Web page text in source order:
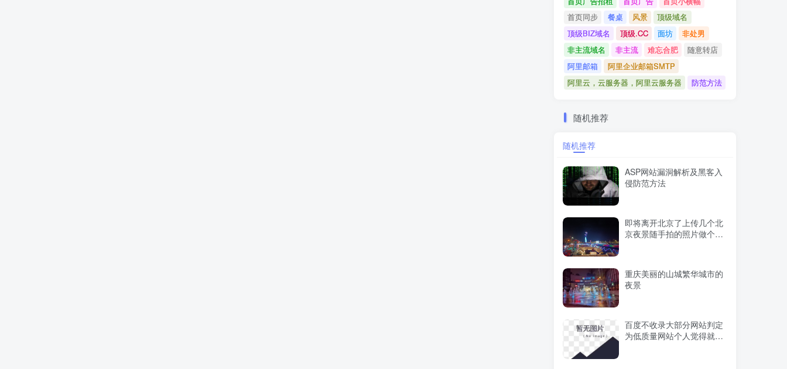
首页同步
餐桌 风景
顶级域名
顶级BIZ域名
顶级.CC 面坊
非处男
非主流域名
非主流 难忘合肥
随意转店
阿里邮箱
阿里企业邮箱SMTP
阿里云，云服务器，阿里云服务器
防范方法
随机推荐
随机推荐
ASP网站漏洞解析及黑客入
侵防范方法
即将离开北京了上传几个北
京夜景随手拍的照片做个纪
重庆美丽的山城繁华城市的
夜景
百度不收录大部分网站判定
为低质量网站个人觉得就是